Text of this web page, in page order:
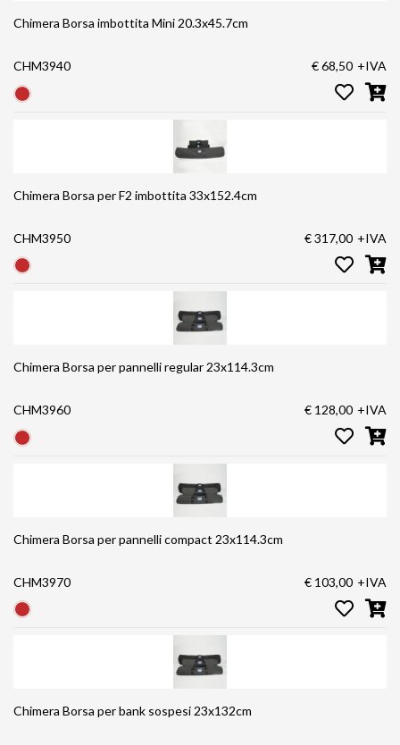
Chimera Borsa imbottita Mini 20.3x45.7cm
CHM3940 € 68,50 +IVA
Chimera Borsa per F2 imbottita 33x152.4cm
CHM3950 € 317,00 +IVA
Chimera Borsa per pannelli regular 23x114.3cm
CHM3960 € 128,00 +IVA
Chimera Borsa per pannelli compact 23x114.3cm
CHM3970 € 103,00 +IVA
Chimera Borsa per bank sospesi 23x132cm